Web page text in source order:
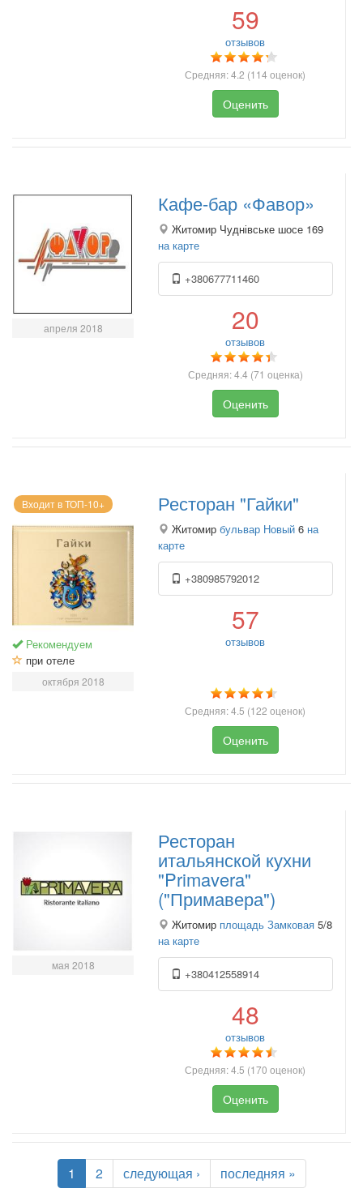
59
отзывов
Средняя:4.2 (114 оценок)
Оценить
апреля 2018
Кафе-бар «Фавор»
Житомир Чуднівське шосе 169
на карте
+380677711460
20
отзывов
Средняя:4.4 (71 оценка)
Оценить
Входит в ТОП-10+
Рекомендуем
при отеле
октября 2018
Ресторан "Гайки"
Житомир бульвар Новый 6 на
карте
+380985792012
57
отзывов
Средняя:4.5 (122 оценок)
Оценить
мая 2018
Ресторан
итальянской кухни
"Primavera"
("Примавера")
Житомир площадь Замковая 5/8
на карте
+380412558914
48
отзывов
Средняя:4.5 (170 оценок)
Оценить
1 2 следующая › последняя »